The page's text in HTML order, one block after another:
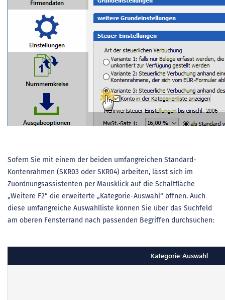
Sofern Sie mit einem der beiden umfangreichen Standard-
Kontenrahmen (SKR03 oder SKR04) arbeiten, lässt sich im
Zuordnungsassistenten per Mausklick auf die Schaltfläche
„Weitere F2“ die erweiterte „Kategorie-Auswahl“ öffnen. Auch
diese umfangreiche Auswahlliste können Sie über das Suchfeld
am oberen Fensterrand nach passenden Begriffen durchsuchen: